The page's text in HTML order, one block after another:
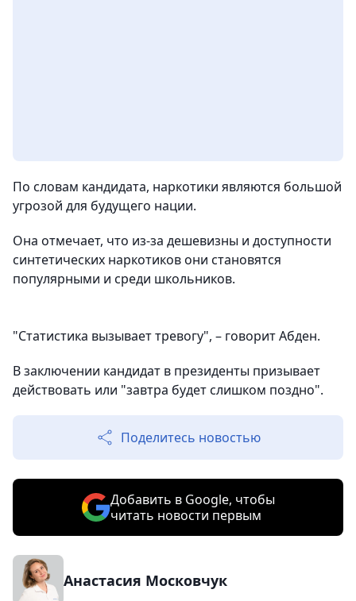
По словам кандидата, наркотики являются большой
угрозой для будущего нации.
Она отмечает, что из-за дешевизны и доступности
синтетических наркотиков они становятся
популярными и среди школьников.
"Статистика вызывает тревогу", – говорит Абден.
В заключении кандидат в президенты призывает
действовать или "завтра будет слишком поздно".
Поделитесь новостью
Добавить в Google, чтобы
читать новости первым
Анастасия Московчук